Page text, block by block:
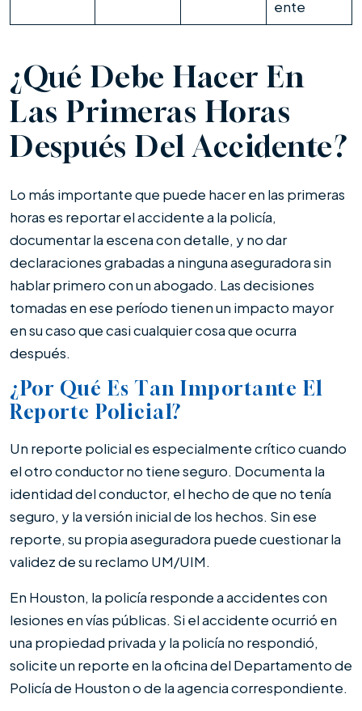
ente
¿Qué Debe Hacer En
Las Primeras Horas
Después Del Accidente?
Lo más importante que puede hacer en las primeras
horas es reportar el accidente a la policía,
documentar la escena con detalle, y no dar
declaraciones grabadas a ninguna aseguradora sin
hablar primero con un abogado. Las decisiones
tomadas en ese período tienen un impacto mayor
en su caso que casi cualquier cosa que ocurra
después.
¿Por Qué Es Tan Importante El
Reporte Policial?
Un reporte policial es especialmente crítico cuando
el otro conductor no tiene seguro. Documenta la
identidad del conductor, el hecho de que no tenía
seguro, y la versión inicial de los hechos. Sin ese
reporte, su propia aseguradora puede cuestionar la
validez de su reclamo UM/UIM.
En Houston, la policía responde a accidentes con
lesiones en vías públicas. Si el accidente ocurrió en
una propiedad privada y la policía no respondió,
solicite un reporte en la oficina del Departamento de
Policía de Houston o de la agencia correspondiente.